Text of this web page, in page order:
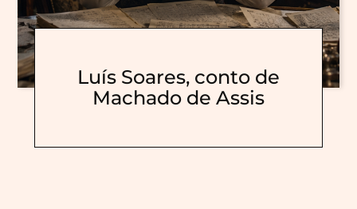
Luís Soares, conto de
Machado de Assis